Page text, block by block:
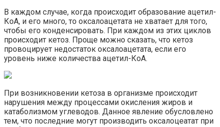
В каждом случае, когда происходит образование ацетил-
КоА, и его много, то оксалоацетата не хватает для того,
чтобы его конденсировать. При каждом из этих циклов
происходит кетоз. Проще можно сказать, что кетоз
провоцирует недостаток оксалоацетата, если его
уровень ниже количества ацетил-КоА.
При возникновении кетоза в организме происходит
нарушения между процессами окисления жиров и
катаболизмом углеводов. Данное явление обусловлено
тем, что последние могут производить оксалоцеатат при